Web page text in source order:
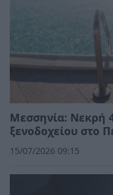
Μεσσηνία: Νεκρή
ξενοδοχείου στο
15/07/2026 09:15